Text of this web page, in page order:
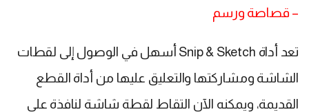
– قصاصة ورسم
تعد أداة Snip & Sketch أسهل في الوصول إلى لقطات
الشاشة ومشاركتها والتعليق عليها من أداة القطع
القديمة، ويمكنه الآن التقاط لقطة شاشة لنافذة على